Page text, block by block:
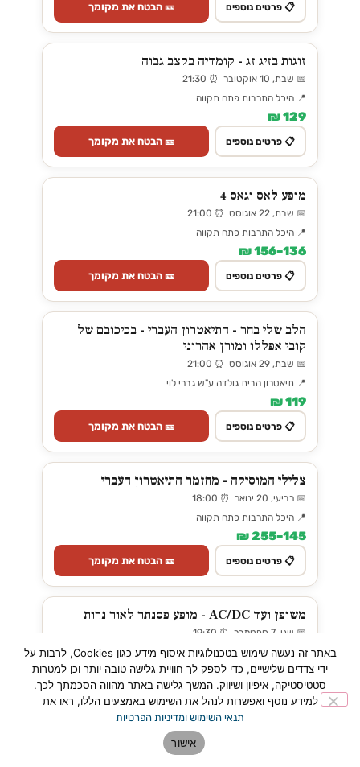
📋 פרטים נוספים 🎫 הבטח את מקומך
זוגות בזיג זג - קומדיה בקצב גבוה
📅 שבת, 10 אוקטובר ⏰ 21:30
📍 היכל התרבות פתח תקווה
129 ₪
📋 פרטים נוספים 🎫 הבטח את מקומך
מופע לאס וגאס 4
📅 שבת, 22 אוגוסט ⏰ 21:00
📍 היכל התרבות פתח תקווה
136–156 ₪
📋 פרטים נוספים 🎫 הבטח את מקומך
הלב שלי בחר - התיאטרון העברי - בכיכובם של
קובי אפללו ומורן אהרוני
📅 שבת, 29 אוגוסט ⏰ 21:00
📍 תיאטרון הבית גולדה ע"ש גברי לוי
119 ₪
📋 פרטים נוספים 🎫 הבטח את מקומך
צלילי המוסיקה - מחזמר התיאטרון העברי
📅 רביעי, 20 ינואר ⏰ 18:00
📍 היכל התרבות פתח תקווה
145–255 ₪
📋 פרטים נוספים 🎫 הבטח את מקומך
משופן ועד AC/DC - מופע פסנתר לאור נרות
📅 שני, 7 ספטמבר ⏰ 19:30
📍 בית שפירא פתח תקווה
0 ₪
📋 פרטים נוספים 🎫 הבטח את מקומך
באתר זה נעשה שימוש בטכנולוגיות איסוף מידע כגון Cookies, לרבות על
ידי צדדים שלישיים, כדי לספק לך חוויית גלישה טובה יותר וכן למטרות
סטטיסטיקה, איפיון ושיווק. המשך גלישה באתר מהווה הסכמתך לכך.
למידע נוסף ואפשרות לנהל את השימוש באמצעים הללו, ראו את
תנאי השימוש ומדיניות הפרטיות
אישור